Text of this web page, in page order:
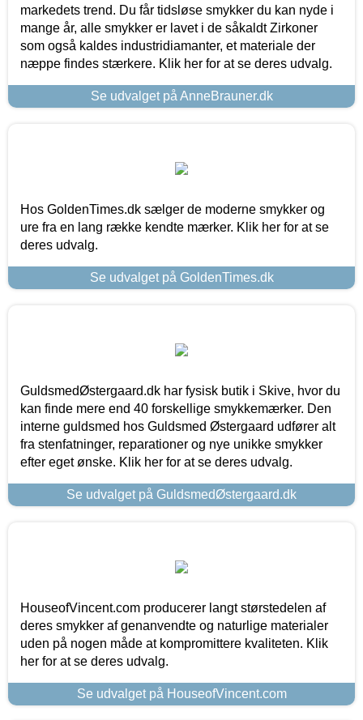
markedets trend. Du får tidsløse smykker du kan nyde i
mange år, alle smykker er lavet i de såkaldt Zirkoner
som også kaldes industridiamanter, et materiale der
næppe findes stærkere. Klik her for at se deres udvalg.
Se udvalget på AnneBrauner.dk
Hos GoldenTimes.dk sælger de moderne smykker og
ure fra en lang række kendte mærker. Klik her for at se
deres udvalg.
Se udvalget på GoldenTimes.dk
GuldsmedØstergaard.dk har fysisk butik i Skive, hvor du
kan finde mere end 40 forskellige smykkemærker. Den
interne guldsmed hos Guldsmed Østergaard udfører alt
fra stenfatninger, reparationer og nye unikke smykker
efter eget ønske. Klik her for at se deres udvalg.
Se udvalget på GuldsmedØstergaard.dk
HouseofVincent.com producerer langt størstedelen af
deres smykker af genanvendte og naturlige materialer
uden på nogen måde at kompromittere kvaliteten. Klik
her for at se deres udvalg.
Se udvalget på HouseofVincent.com